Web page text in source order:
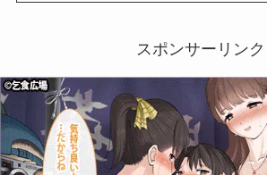
スポンサーリンク